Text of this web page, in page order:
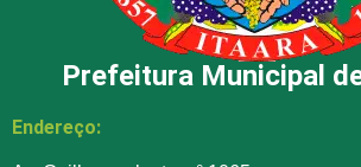
Prefeitura Municipal
Endereço: